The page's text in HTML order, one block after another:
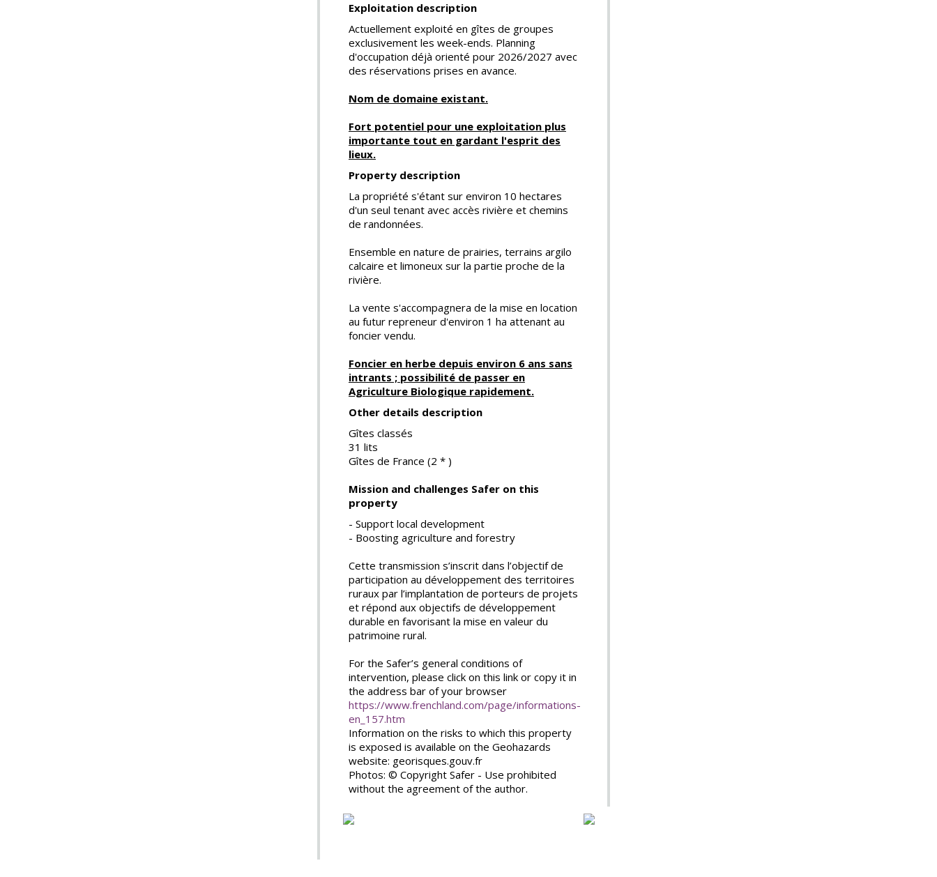
Exploitation description
Actuellement exploité en gîtes de groupes
exclusivement les week-ends. Planning
d'occupation déjà orienté pour 2026/2027 avec
des réservations prises en avance.
Nom de domaine existant.
Fort potentiel pour une exploitation plus
importante tout en gardant l'esprit des
lieux.
Property description
La propriété s'étant sur environ 10 hectares
d'un seul tenant avec accès rivière et chemins
de randonnées.
Ensemble en nature de prairies, terrains argilo
calcaire et limoneux sur la partie proche de la
rivière.
La vente s'accompagnera de la mise en location
au futur repreneur d'environ 1 ha attenant au
foncier vendu.
Foncier en herbe depuis environ 6 ans sans
intrants ; possibilité de passer en
Agriculture Biologique rapidement.
Other details description
Gîtes classés
31 lits
Gîtes de France (2 * )
Mission and challenges Safer on this
property
- Support local development
- Boosting agriculture and forestry
Cette transmission s’inscrit dans l’objectif de
participation au développement des territoires
ruraux par l’implantation de porteurs de projets
et répond aux objectifs de développement
durable en favorisant la mise en valeur du
patrimoine rural.
For the Safer’s general conditions of
intervention, please click on this link or copy it in
the address bar of your browser
https://www.frenchland.com/page/informations-
en_157.htm
Information on the risks to which this property
is exposed is available on the Geohazards
website: georisques.gouv.fr
Photos: © Copyright Safer - Use prohibited
without the agreement of the author.